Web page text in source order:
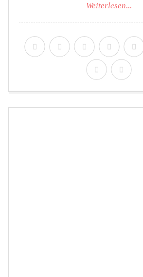
Weiterlesen...